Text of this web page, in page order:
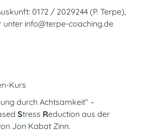
0172 / 2029244 (P. Terpe),
unter info@terpe-coaching.de
Kurs
durch Achtsamkeit“ –
Stress Reduction aus der
Jon Kabat Zinn.